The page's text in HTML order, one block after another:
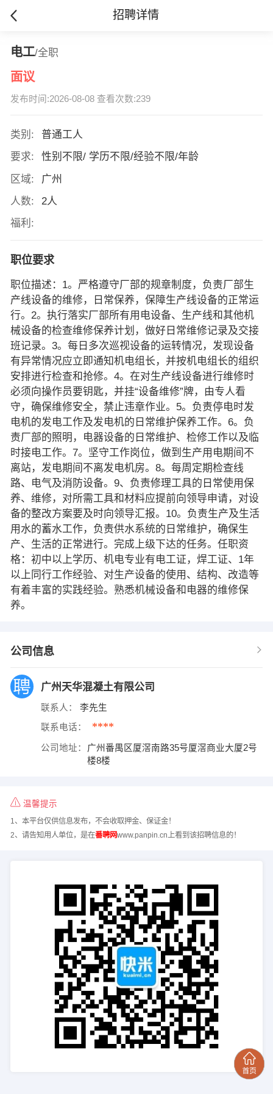
招聘详情
电工/全职
面议
发布时间:2026-08-08 查看次数:239
类别:
普通工人
要求:
性别不限/ 学历不限/经验不限/年龄
区域:
广州
人数:
2人
福利:
职位要求
职位描述：1。严格遵守厂部的规章制度，负责厂部生
产线设备的维修，日常保养，保障生产线设备的正常运
行。2。执行落实厂部所有用电设备、生产线和其他机
械设备的检查维修保养计划，做好日常维修记录及交接
班记录。3。每日多次巡视设备的运转情况，发现设备
有异常情况应立即通知机电组长，并按机电组长的组织
安排进行检查和抢修。4。在对生产线设备进行维修时
必须向操作员要钥匙，并挂“设备维修”牌，由专人看
守，确保维修安全，禁止违章作业。5。负责停电时发
电机的发电工作及发电机的日常维护保养工作。6。负
责厂部的照明，电器设备的日常维护、检修工作以及临
时接电工作。7。坚守工作岗位，做到生产用电期间不
离站，发电期间不离发电机房。8。每周定期检查线
路、电气及消防设备。9、负责修理工具的日常使用保
养、维修，对所需工具和材料应提前向领导申请，对设
备的整改方案要及时向领导汇报。10。负责生产及生活
用水的蓄水工作，负责供水系统的日常维护，确保生
产、生活的正常进行。完成上级下达的任务。任职资
格：初中以上学历、机电专业有电工证，焊工证、1年
以上同行工作经验、对生产设备的使用、结构、改造等
有着丰富的实践经验。熟悉机械设备和电器的维修保
养。
公司信息
广州天华混凝土有限公司
联系人： 李先生
联系电话： ****
公司地址：
广州番禺区厦滘南路35号厦滘商业大厦2号
楼8楼
温馨提示
1、本平台仅供信息发布，不会收取押金、保证金！
2、请告知用人单位，是在番聘网www.panpin.cn上看到该招聘信息的！